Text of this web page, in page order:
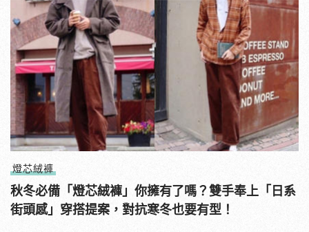
燈芯絨褲
秋冬必備「燈芯絨褲」你擁有了嗎？雙手奉上「日系
街頭感」穿搭提案，對抗寒冬也要有型！